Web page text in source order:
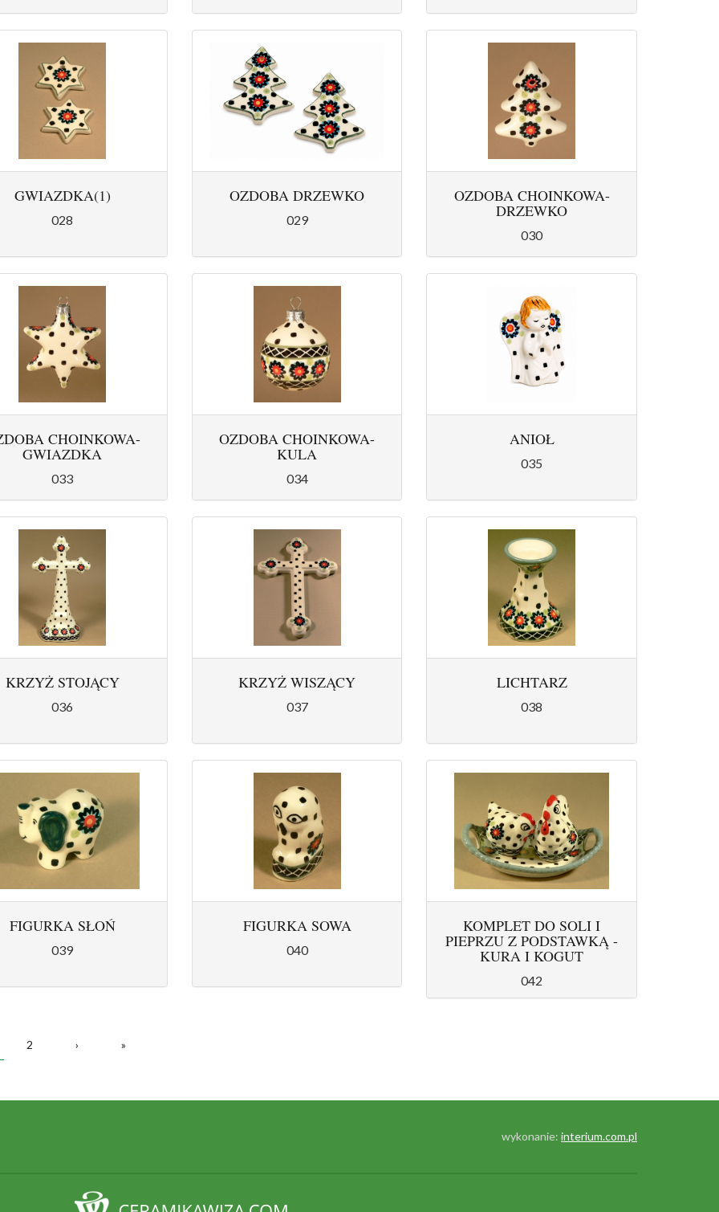
GWIAZDKA(1)
028
OZDOBA DRZEWKO
029
OZDOBA CHOINKOWA-
DRZEWKO
030
CHOINKOWA-
GWIAZDKA
033
OZDOBA CHOINKOWA-
KULA
034
ANIOŁ
035
KRZYŻ STOJĄCY
036
KRZYŻ WISZĄCY
037
LICHTARZ
038
FIGURKA SŁOŃ
039
FIGURKA SOWA
040
KOMPLET DO SOLI I
PIEPRZU Z PODSTAWKĄ -
KURA I KOGUT
042
2 › »
wykonanie: interium.com.pl